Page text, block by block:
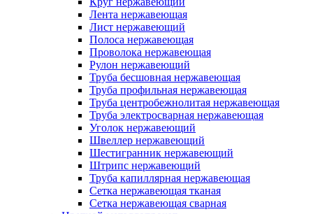
Лента нержавеющая
Лист нержавеющий
Полоса нержавеющая
Проволока нержавеющая
Рулон нержавеющий
Труба бесшовная нержавеющая
Труба профильная нержавеющая
Труба центробежнолитая нержавеющая
Труба электросварная нержавеющая
Уголок нержавеющий
Швеллер нержавеющий
Шестигранник нержавеющий
Штрипс нержавеющий
Труба капиллярная нержавеющая
Сетка нержавеющая тканая
Сетка нержавеющая сварная